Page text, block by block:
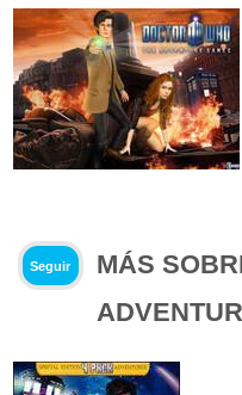
Seguir
MÁS